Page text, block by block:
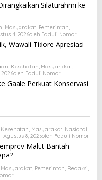
Silaturahmi ke
, Masyarakat, Pemerintah,
4, 2026Oleh Faduli Nomor
Wawali Tidore Apresiasi
, Kesehatan, Masyarakat,
2026Oleh Faduli Nomor
Gaale Perkuat Konservasi
Kesehatan, Masyarakat, Nasional,
Agustus 8, 2026Oleh Faduli Nomor
Malut Bantah
Masyarakat, Pemerintah, Redaksi,